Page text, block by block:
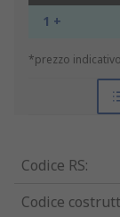
1 +
*prezzo indicativo
Codice RS:
Codice